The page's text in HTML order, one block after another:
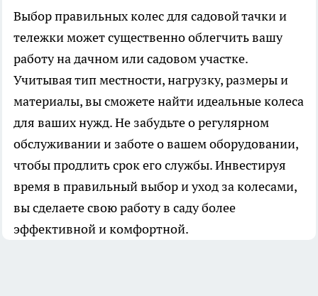
Выбор правильных колес для садовой тачки и
тележки может существенно облегчить вашу
работу на дачном или садовом участке.
Учитывая тип местности, нагрузку, размеры и
материалы, вы сможете найти идеальные колеса
для ваших нужд. Не забудьте о регулярном
обслуживании и заботе о вашем оборудовании,
чтобы продлить срок его службы. Инвестируя
время в правильный выбор и уход за колесами,
вы сделаете свою работу в саду более
эффективной и комфортной.